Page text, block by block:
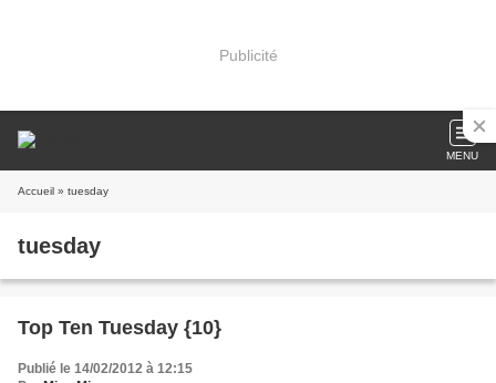
Publicité
MENU
Accueil » tuesday
tuesday
Top Ten Tuesday {10}
Publié le 14/02/2012 à 12:15